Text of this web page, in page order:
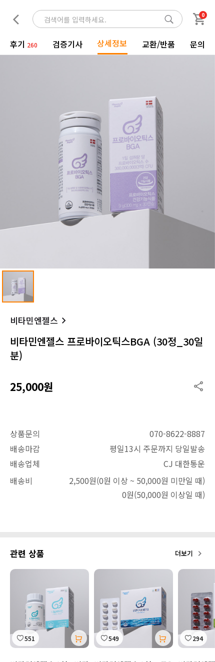
0
후기 260 검증기사 상세정보 교환/반품 문의
비타민엔젤스
비타민엔젤스 프로바이오틱스BGA (30정_30일
분)
25,000원
상품문의
070-8622-8887
배송마감
평일13시 주문까지 당일발송
배송업체
CJ 대한통운
배송비
2,500원(0원 이상 ~ 50,000원 미만일 때)
0원(50,000원 이상일 때)
관련 상품 더보기
551 549 294